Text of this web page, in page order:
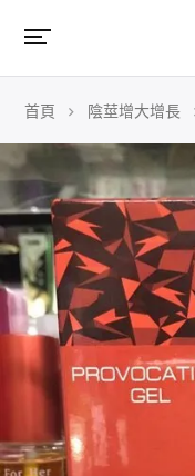
首頁 陰莖增大增長